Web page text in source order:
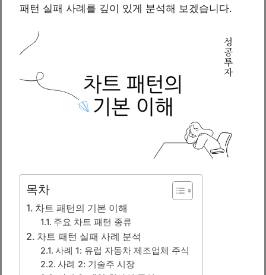
패턴 실패 사례를 깊이 있게 분석해 보겠습니다.
목차
차트 패턴의 기본 이해
주요 차트 패턴 종류
차트 패턴 실패 사례 분석
사례 1: 유럽 자동차 제조업체 주식
사례 2: 기술주 시장